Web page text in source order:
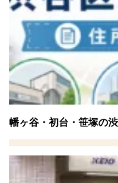
幡ヶ谷・初台・笹塚の